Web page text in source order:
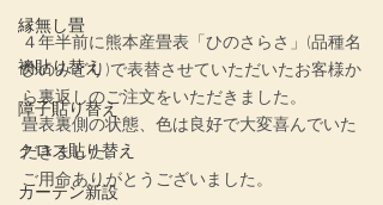
縁無し畳
襖貼り替え
障子貼り替え
クロス貼り替え
カーテン新設
４年半前に熊本産畳表「ひのさらさ」(品種名
ひのみどり)で表替させていただいたお客様か
ら裏返しのご注文をいただきました。
畳表裏側の状態、色は良好で大変喜んでいた
だきました。
ご用命ありがとうございました。